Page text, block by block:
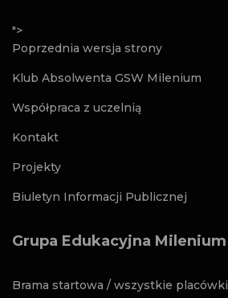
">
Poprzednia wersja strony
Klub Absolwenta GSW Milenium
Współpraca z uczelnią
Kontakt
Projekty
Biuletyn Informacji Publicznej
Grupa Edukacyjna Milenium
Brama startowa / wszystkie placówki